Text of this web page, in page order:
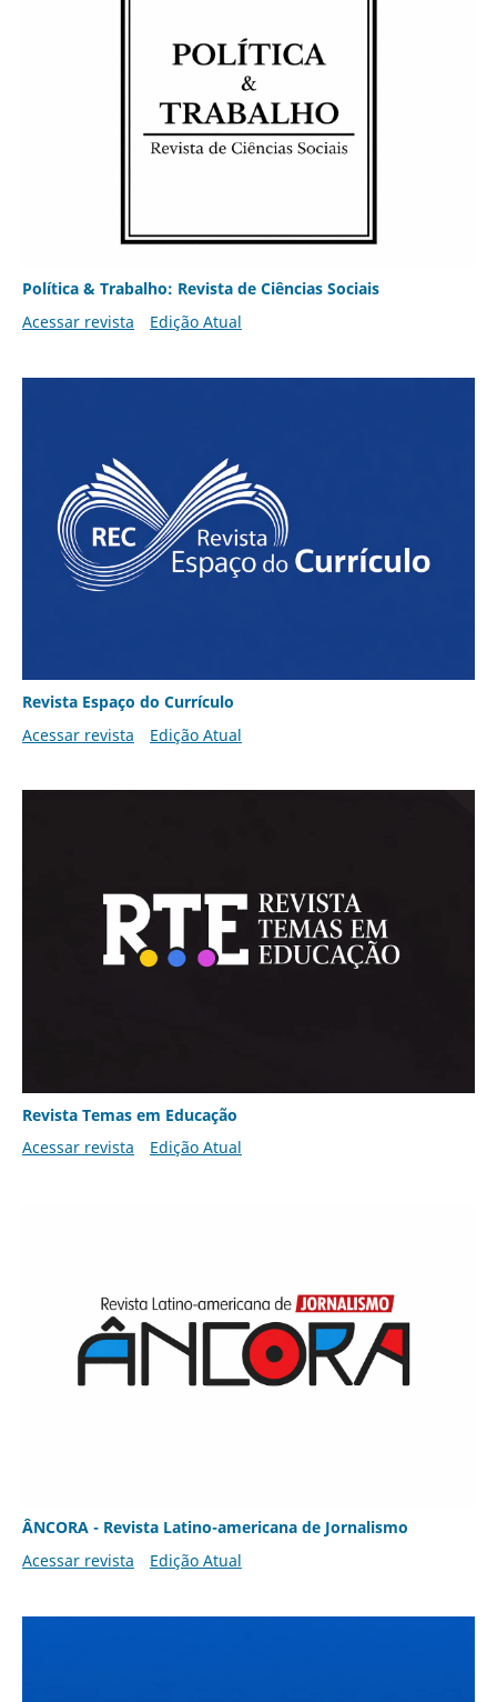
Política & Trabalho: Revista de Ciências Sociais
Acessar revista
Edição Atual
Revista Espaço do Currículo
Acessar revista
Edição Atual
Revista Temas em Educação
Acessar revista
Edição Atual
ÂNCORA - Revista Latino-americana de Jornalismo
Acessar revista
Edição Atual